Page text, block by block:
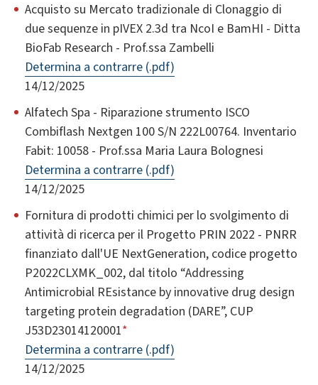
Acquisto su Mercato tradizionale di Clonaggio di
due sequenze in pIVEX 2.3d tra NcoI e BamHI - Ditta
BioFab Research - Prof.ssa Zambelli
Determina a contrarre (.pdf)
14/12/2025
Alfatech Spa - Riparazione strumento ISCO
Combiflash Nextgen 100 S/N 222L00764. Inventario
Fabit: 10058 - Prof.ssa Maria Laura Bolognesi
Determina a contrarre (.pdf)
14/12/2025
Fornitura di prodotti chimici per lo svolgimento di
attività di ricerca per il Progetto PRIN 2022 - PNRR
finanziato dall'UE NextGeneration, codice progetto
P2022CLXMK_002, dal titolo “Addressing
Antimicrobial REsistance by innovative drug design
targeting protein degradation (DARE”, CUP
J53D23014120001*
Determina a contrarre (.pdf)
14/12/2025